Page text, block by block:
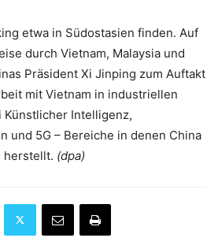
etwa in Südostasien finden. Auf
durch Vietnam, Malaysia und
Präsident Xi Jinping zum Auftakt
mit Vietnam in industriellen
Intelligenz,
und 5G – Bereiche in denen China
herstellt. (dpa)